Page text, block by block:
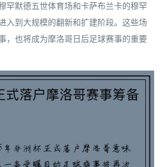
罕默德五世体育场和卡萨布兰卡的穆罕
入到大规模的翻新和扩建阶段。这些场
，也将成为摩洛哥日后足球赛事的重要